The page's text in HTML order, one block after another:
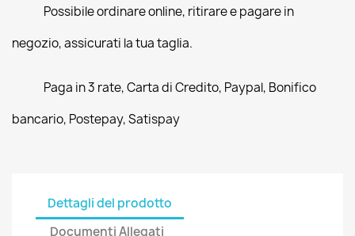
Possibile ordinare online, ritirare e pagare in
negozio, assicurati la tua taglia.
Paga in 3 rate, Carta di Credito, Paypal, Bonifico
bancario, Postepay, Satispay
Dettagli del prodotto
Documenti Allegati